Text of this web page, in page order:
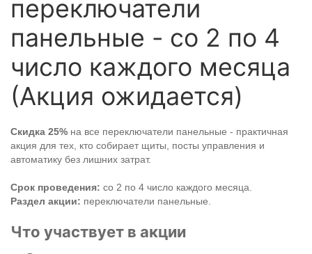
переключатели
панельные - со 2 по 4
число каждого месяца
(Акция ожидается)
Скидка 25% на все переключатели панельные - практичная
акция для тех, кто собирает щиты, посты управления и
автоматику без лишних затрат.
Срок проведения: со 2 по 4 число каждого месяца.
Раздел акции: переключатели панельные.
Что участвует в акции